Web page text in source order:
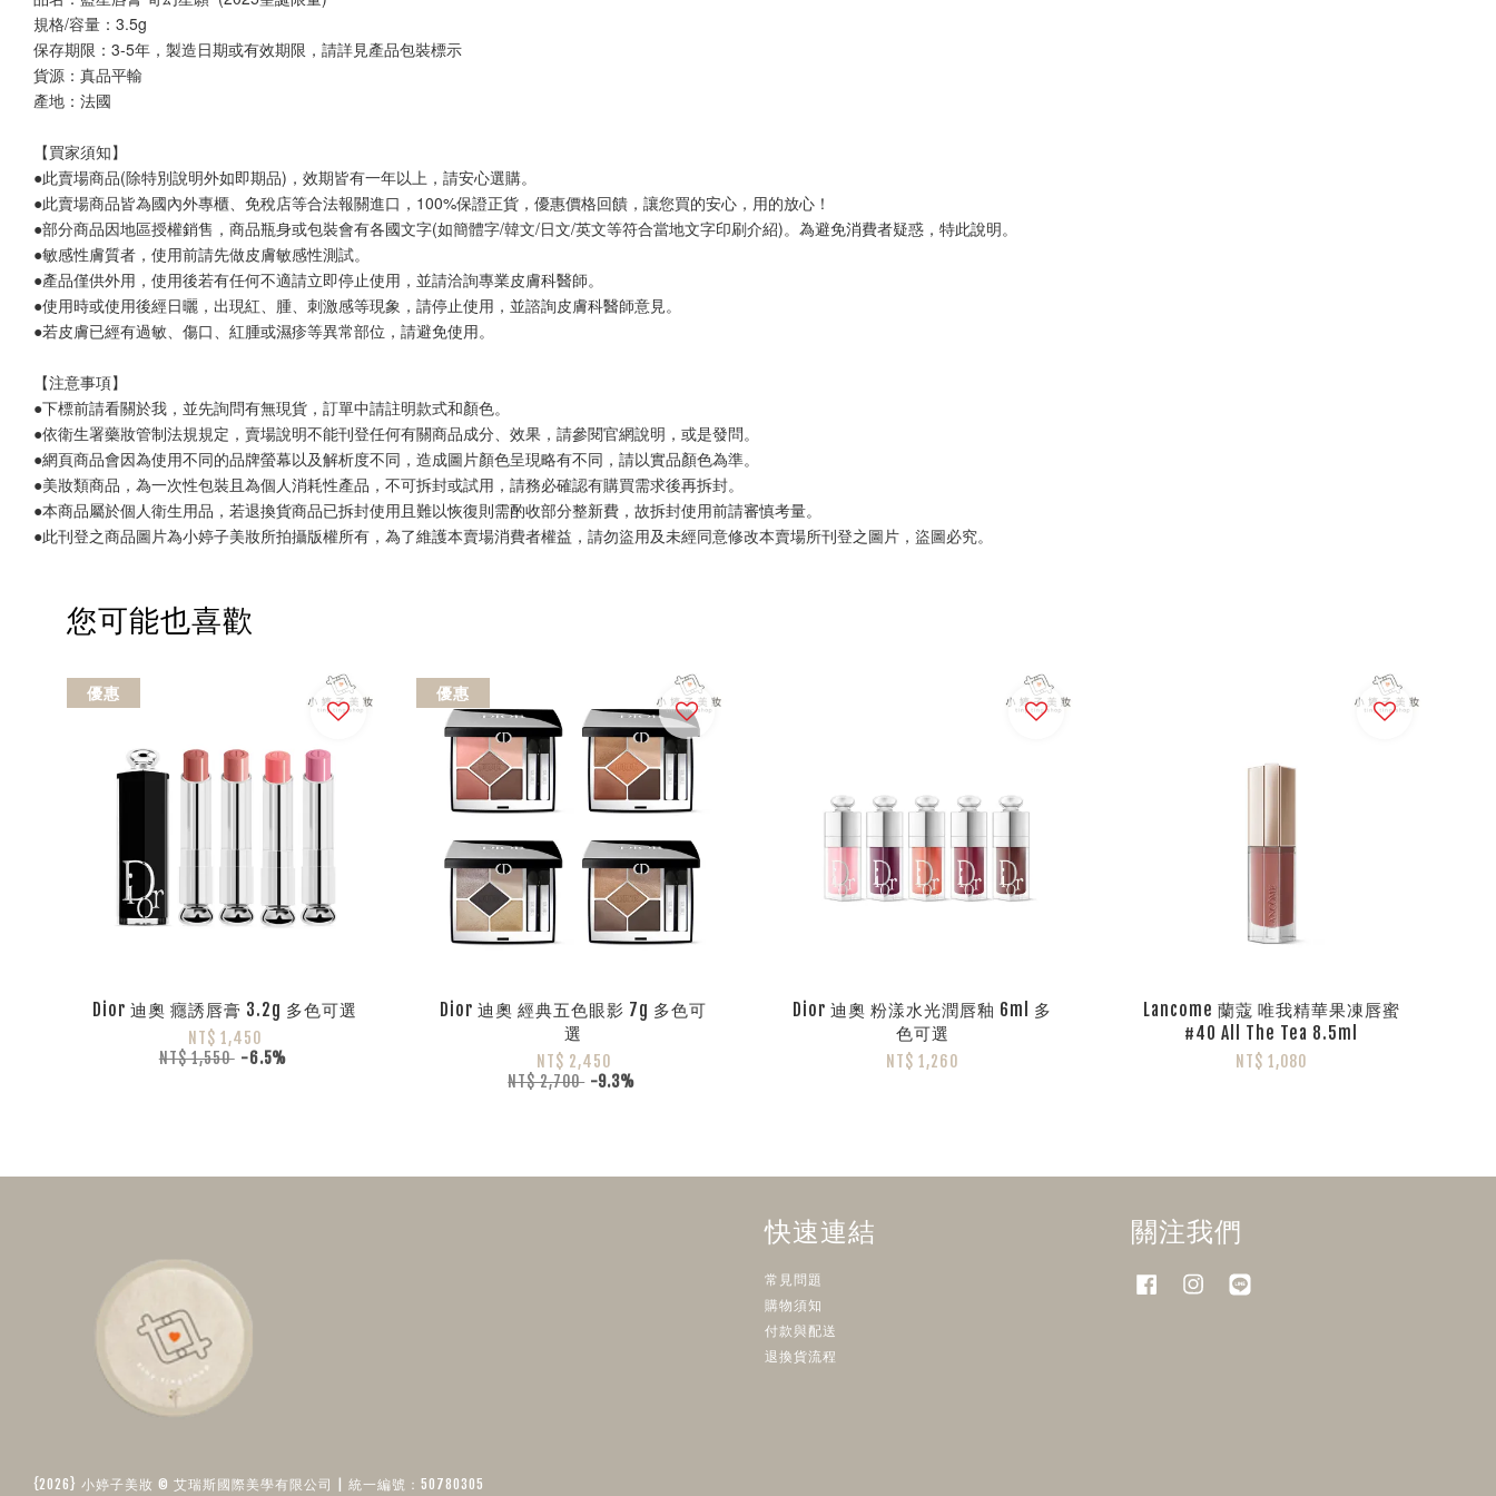
規格/容量：3.5g
保存期限：3-5年，製造日期或有效期限，請詳見產品包裝標示
貨源：真品平輸
產地：法國
【買家須知】
●此賣場商品(除特別說明外如即期品)，效期皆有一年以上，請安心選購。
●此賣場商品皆為國內外專櫃、免稅店等合法報關進口，100%保證正貨，優惠價格回饋，讓您買的安心，用的放心！
●部分商品因地區授權銷售，商品瓶身或包裝會有各國文字(如簡體字/韓文/日文/英文等符合當地文字印刷介紹)。為避免消費者疑惑，特此說明。
●敏感性膚質者，使用前請先做皮膚敏感性測試。
●產品僅供外用，使用後若有任何不適請立即停止使用，並請洽詢專業皮膚科醫師。
●使用時或使用後經日曬，出現紅、腫、刺激感等現象，請停止使用，並諮詢皮膚科醫師意見。
●若皮膚已經有過敏、傷口、紅腫或濕疹等異常部位，請避免使用。
【注意事項】
●下標前請看關於我，並先詢問有無現貨，訂單中請註明款式和顏色。
●依衛生署藥妝管制法規規定，賣場說明不能刊登任何有關商品成分、效果，請參閱官網說明，或是發問。
●網頁商品會因為使用不同的品牌螢幕以及解析度不同，造成圖片顏色呈現略有不同，請以實品顏色為準。
●美妝類商品，為一次性包裝且為個人消耗性產品，不可拆封或試用，請務必確認有購買需求後再拆封。
●本商品屬於個人衛生用品，若退換貨商品已拆封使用且難以恢復則需酌收部分整新費，故拆封使用前請審慎考量。
●此刊登之商品圖片為小婷子美妝所拍攝版權所有，為了維護本賣場消費者權益，請勿盜用及未經同意修改本賣場所刊登之圖片，盜圖必究。
您可能也喜歡
優惠
Dior 迪奧 癮誘唇膏 3.2g 多色可選
NT$ 1,450
NT$ 1,550 -6.5%
優惠
Dior 迪奧 經典五色眼影 7g 多色可
選
NT$ 2,450
NT$ 2,700 -9.3%
Dior 迪奧 粉漾水光潤唇釉 6ml 多
色可選
NT$ 1,260
Lancome 蘭蔻 唯我精華果凍唇蜜
#40 All The Tea 8.5ml
NT$ 1,080
{2026} 小婷子美妝 © 艾瑞斯國際美學有限公司 | 統一編號：50780305​
快速連結
常見問題
購物須知
付款與配送
退換貨流程
關注我們
Facebook Instagram